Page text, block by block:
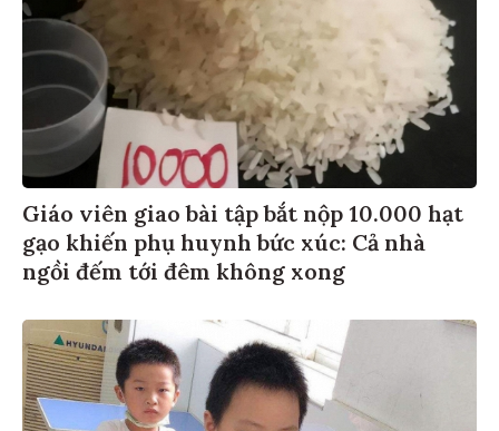
Giáo viên giao bài tập bắt nộp 10.000 hạt
gạo khiến phụ huynh bức xúc: Cả nhà
ngồi đếm tới đêm không xong